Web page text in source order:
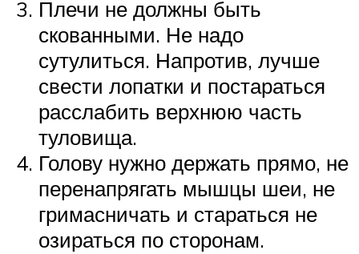
Плечи не должны быть
скованными. Не надо
сутулиться. Напротив, лучше
свести лопатки и постараться
расслабить верхнюю часть
туловища.
Голову нужно держать прямо, не
перенапрягать мышцы шеи, не
гримасничать и стараться не
озираться по сторонам.